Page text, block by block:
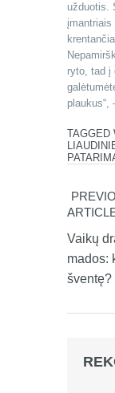
užduotis.
ryto, tad į
plaukus“,
Vaikų
mados:
šventę?